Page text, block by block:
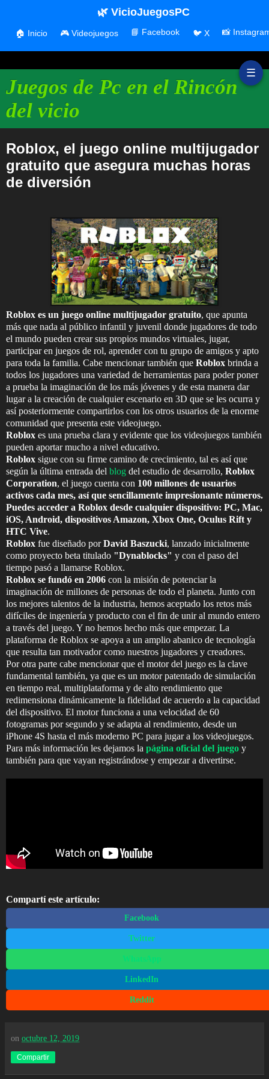
☰
Juegos de Pc en el Rincón
del vicio
🌿 VicioJuegosPC
🏠 Inicio 🎮 Videojuegos 📘 Facebook 🐦 X 📸
Roblox, el juego online multijugador
gratuito que asegura muchas horas
de diversión
Roblox es un juego online multijugador gratuito, que apunta
más que nada al público infantil y juvenil donde jugadores de todo
el mundo pueden crear sus propios mundos virtuales, jugar,
participar en juegos de rol, aprender con tu grupo de amigos y apto
para toda la familia. Cabe mencionar también que Roblox brinda a
todos los jugadores una variedad de herramientas para poder poner
a prueba la imaginación de los más jóvenes y de esta manera dar
lugar a la creación de cualquier escenario en 3D que se les ocurra y
así posteriormente compartirlos con los otros usuarios de la enorme
comunidad que presenta este videojuego.
Roblox es una prueba clara y evidente que los videojuegos también
pueden aportar mucho a nivel educativo.
Roblox sigue con su firme camino de crecimiento, tal es así que
según la última entrada del blog del estudio de desarrollo, Roblox
Corporation, el juego cuenta con 100 millones de usuarios
activos cada mes, así que sencillamente impresionante números.
Puedes acceder a Roblox desde cualquier dispositivo: PC, Mac,
iOS, Android, dispositivos Amazon, Xbox One, Oculus Rift y
HTC Vive.
Roblox fue diseñado porDavid Baszucki, lanzado inicialmente
como proyecto beta titulado "Dynablocks" y con el paso del
tiempo pasó a llamarse Roblox.
Roblox se fundó en 2006 con la misión de potenciar la
imaginación de millones de personas de todo el planeta. Junto con
los mejores talentos de la industria, hemos aceptado los retos más
difíciles de ingeniería y producto con el fin de unir al mundo entero
a través del juego. Y no hemos hecho más que empezar. La
plataforma de Roblox se apoya a un amplio abanico de tecnología
que resulta tan motivador como nuestros jugadores y creadores.
Por otra parte cabe mencionar que el motor del juego es la clave
fundamental también, ya que es un motor patentado de simulación
en tiempo real, multiplataforma y de alto rendimiento que
redimensiona dinámicamente la fidelidad de acuerdo a la capacidad
del dispositivo. El motor funciona a una velocidad de 60
fotogramas por segundo y se adapta al rendimiento, desde un
iPhone 4S hasta el más moderno PC para jugar a los videojuegos.
Para más información les dejamos la página oficial del juego y
también para que vayan registrándose y empezar a divertirse.
Compartí este artículo:
Facebook
Twitter
WhatsApp
LinkedIn
Reddit
on octubre 12, 2019
Compartir